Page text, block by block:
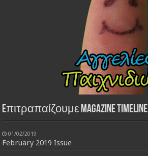
Eπιτραπαίζουμε Magazine Timeline
01/02/2019
February 2019 Issue